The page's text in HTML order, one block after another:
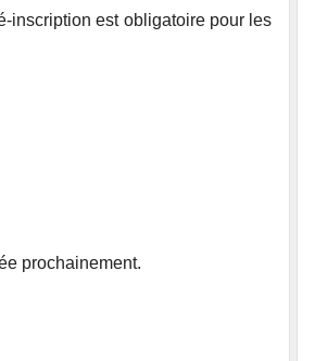
inscription est obligatoire pour les
prochainement.